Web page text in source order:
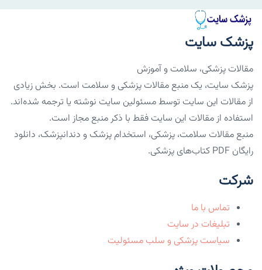
پزشک سایت
مقالات پزشکی، سلامت و آموزش
پزشک سایت، یک منبع مقالات پزشکی و سلامت است. بخش زیادی
از مقالات این سایت توسط مسئولین سایت نوشته یا ترجمه شده‌اند.
استفاده از مقالات این سایت فقط با ذکر منبع مجاز است.
منبع مقالات سلامت، پزشکی، استخدام پزشک و دندانپزشک، دانلود
رایگان PDF کتاب‌های پزشکی.
شرکت
تماس با ما
تبلیغات در سایت
سیاست پزشکی و سلب مسئولیت